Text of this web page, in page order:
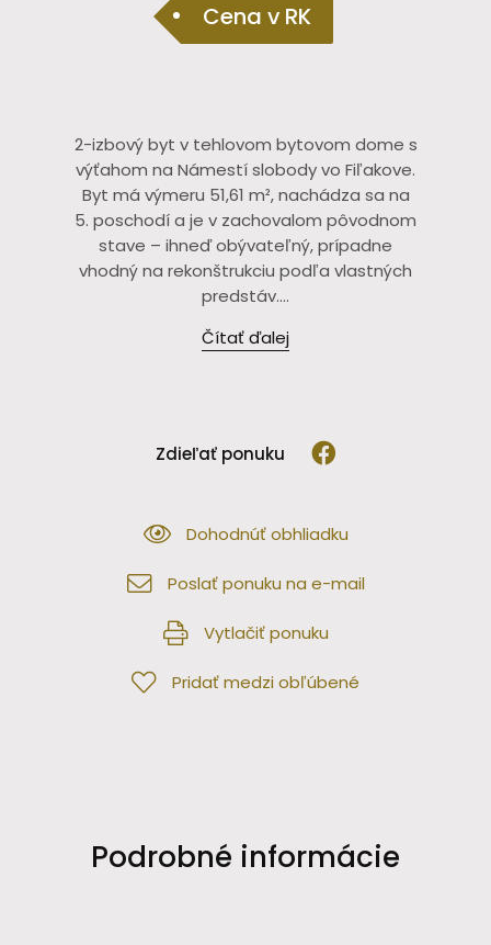
Cena v RK
2-izbový byt v tehlovom bytovom dome s
výťahom na Námestí slobody vo Fiľakove.
Byt má výmeru 51,61 m², nachádza sa na
5. poschodí a je v zachovalom pôvodnom
stave – ihneď obývateľný, prípadne
vhodný na rekonštrukciu podľa vlastných
predstáv....
Čítať ďalej
Zdieľať ponuku
Dohodnúť obhliadku
Poslať ponuku na e-mail
Vytlačiť ponuku
Pridať medzi obľúbené
Podrobné informácie